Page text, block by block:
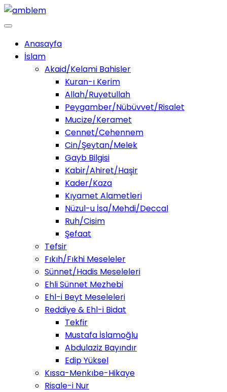
Anasayfa
İslam
Akaid/Kelami Bahisler
Kuran-ı Kerim
Allah/Ruyetullah
Peygamber/Nübüvvet/Risalet
Mucize/Keramet
Cennet/Cehennem
Cin/Şeytan/Melek
Gayb Bilgisi
Kabir/Ahiret/Haşir
Kader/Kaza
Kıyamet Alametleri
Nüzul-u İsa/Mehdi/Deccal
Ruh/Cisim
Şefaat
Tefsir
Fıkıh/Fıkhi Meseleler
Sünnet/Hadis Meseleleri
Ehli Sünnet Mezhebi
Ehl-i Beyt Meseleleri
Reddiye & Ehl-i Bidat
Tekfir
Mustafa İslamoğlu
Abdulaziz Bayındır
Edip Yüksel
Kıssa-Menkıbe-Hikaye
Risale-i Nur